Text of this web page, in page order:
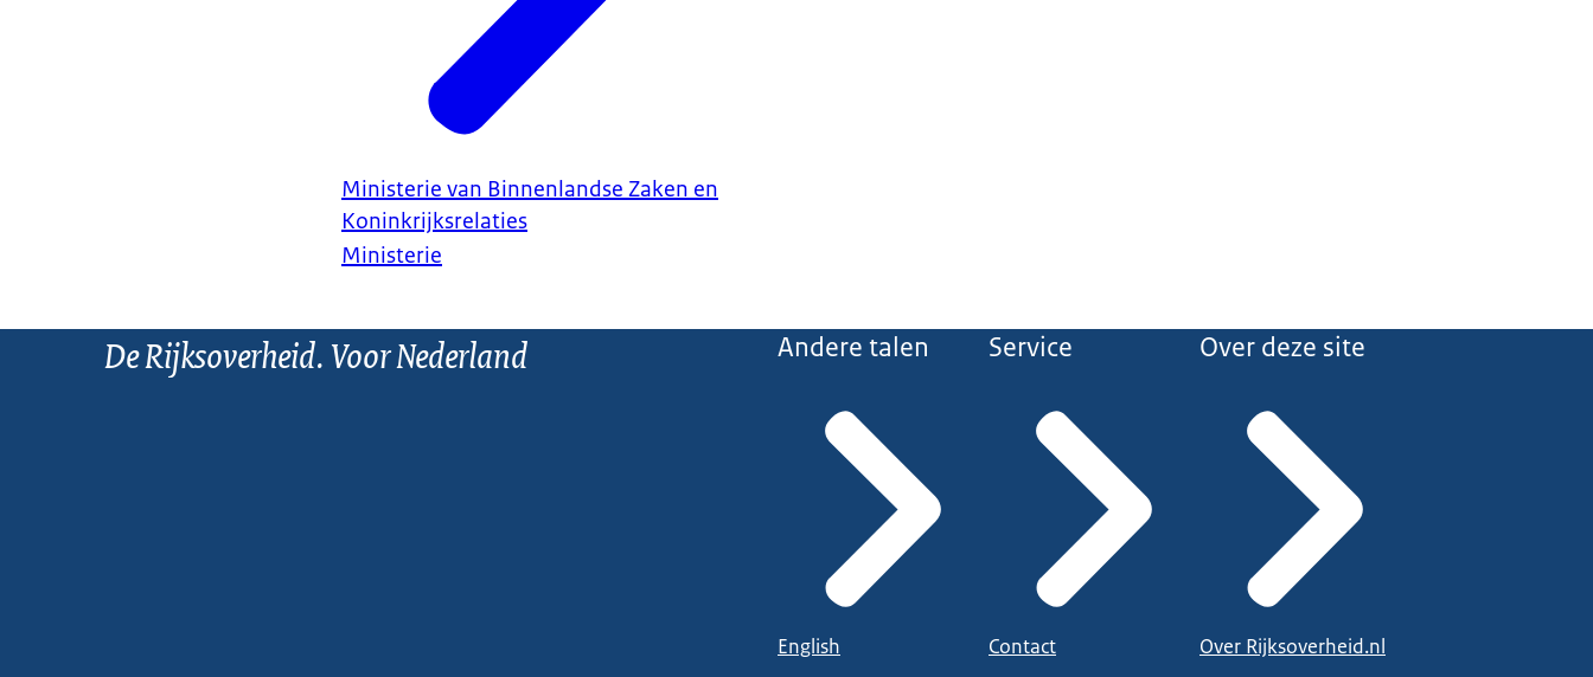
Ministerie van Binnenlandse Zaken en
Koninkrijksrelaties
Ministerie
De Rijksoverheid. Voor Nederland Andere talen
English
Service
Contact
Over deze site
Over Rijksoverheid.nl